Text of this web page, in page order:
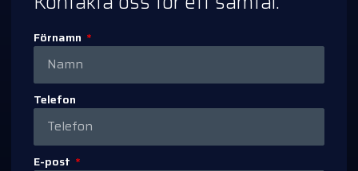
Förnamn
Telefon
E-post